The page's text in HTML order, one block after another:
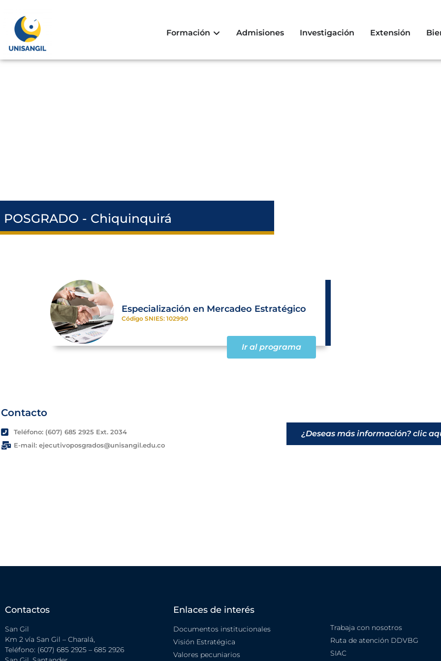
Formación Admisiones Investigación Extensión
POSGRADO - Chiquinquirá
Especialización en Mercadeo Estratégico
Código SNIES: 102990
Ir al programa
Contacto
Teléfono: (607) 685 2925 Ext. 2034
E-mail: ejecutivoposgrados@unisangil.edu.co
¿Deseas más información? clic
Contactos
San Gil
Km 2 vía San Gil – Charalá,
Teléfono: (607) 685 2925 – 685 2926
Enlaces de interés
Documentos institucionales
Visión Estratégica
Valores pecuniarios
Trabaja con nosotros
Ruta de atención DDVBG
SIAC